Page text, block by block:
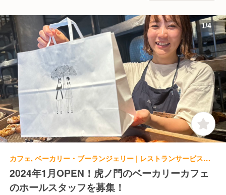
1/4
カフェ, ベーカリー・ブーランジェリー | レストランサービス・ホールスタッフ | flour +water 虎ノ門ヒルズ店
2024年1月OPEN！虎ノ門のベーカリーカフェ
のホールスタッフを募集！